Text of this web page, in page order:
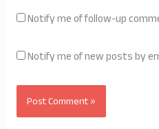
Notify me of follow-up
Notify me of new posts by